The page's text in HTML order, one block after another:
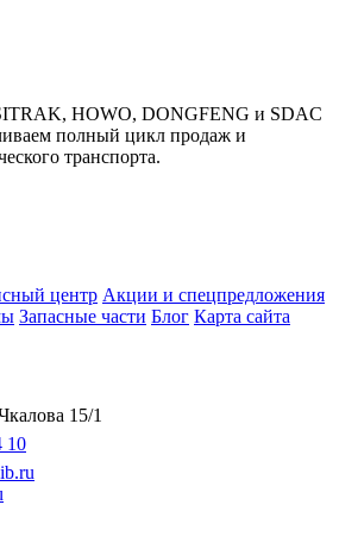
HOWO, DONGFENG и SDAC
полный цикл продаж и
транспорта.
центр Акции и спецпредложения
Запасные части Блог Карта сайта
15/1
10